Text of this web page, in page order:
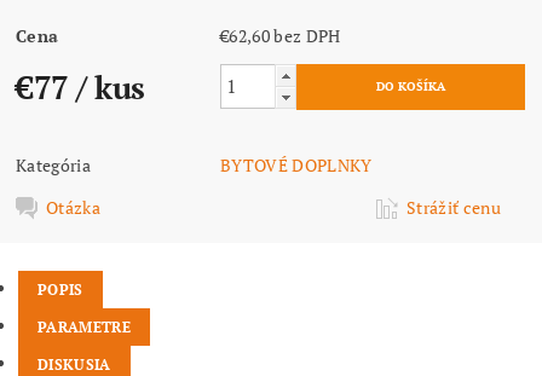
Cena €62,60 bez DPH
€77/ kus
Kategória
BYTOVÉ DOPLNKY
Otázka
Strážiť cenu
POPIS
PARAMETRE
DISKUSIA